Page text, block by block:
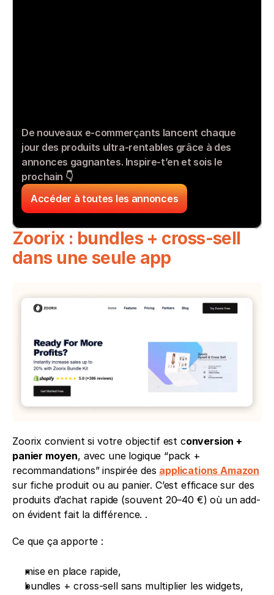
De nouveaux e-commerçants lancent chaque
jour des produits ultra-rentables grâce à des
annonces gagnantes. Inspire-t’en et sois le
prochain 👇
Accéder à toutes les annonces
Zoorix : bundles + cross-sell
dans une seule app
Zoorix convient si votre objectif est conversion +
panier moyen, avec une logique “pack +
recommandations” inspirée des applications Amazon
sur fiche produit ou au panier. C’est efficace sur des
produits d’achat rapide (souvent 20–40 €) où un add-
on évident fait la différence. .
Ce que ça apporte :
mise en place rapide,
bundles + cross-sell sans multiplier les widgets,